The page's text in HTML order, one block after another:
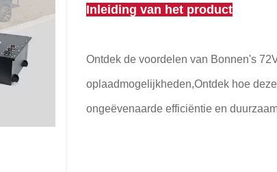
Inleiding van het product
Ontdek de voordelen van Bonnen's
oplaadmogelijkheden,Ontdek hoe
ongeëvenaarde efficiëntie en